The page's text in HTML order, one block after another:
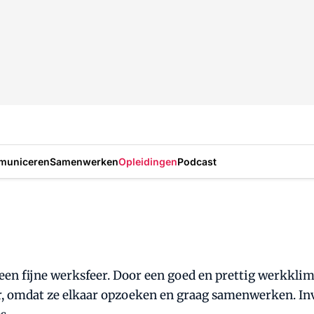
SamenwerkenOpleidingenPodcast
fijne werksfeer. Door een goed en prettig
ze elkaar opzoeken en graag samenwerken.